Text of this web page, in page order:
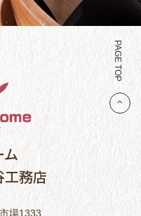
PAGE TOP
ム
工務店
場1333